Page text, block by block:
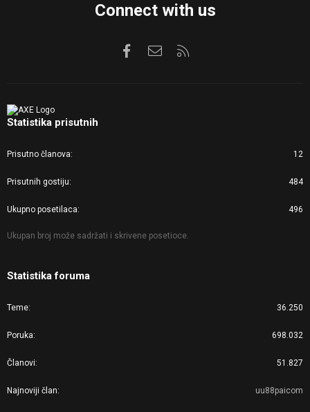
Connect with us
FacebookKontaktirajte nas
Statistika prisutnih
Prisutno članova 12
Prisutnih gostiju 484
Ukupno posetilaca 496
Ukupan broj može sadržati i skrivene posetioce.
Statistika foruma
Teme 36.250
Poruka 698.032
Članovi 51.827
Najnoviji član uu88paicom